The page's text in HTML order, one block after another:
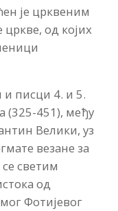
је црквеним
од којих
и писци 4. и 5.
(325-451), међу
Велики, уз
везане за
светим
од
Фотијевог